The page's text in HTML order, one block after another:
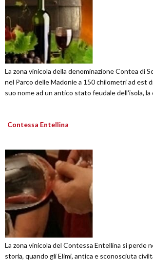
La zona vinicola della denominazione Contea di
nel Parco delle Madonie a 150 chilometri ad est
suo nome ad un antico stato feudale dell'isola, la
Contessa Entellina
La zona vinicola del Contessa Entellina si perde
storia, quando gli Elimi, antica e sconosciuta